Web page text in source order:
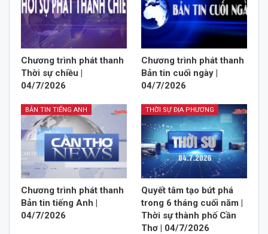
Chương trình phát thanh
Thời sự chiều |
04/7/2026
Chương trình phát thanh
Bản tin cuối ngày |
04/7/2026
BẢN TIN TIẾNG ANH
Chương trình phát thanh
Bản tin tiếng Anh |
04/7/2026
THỜI SỰ ĐỊA PHƯƠNG
Quyết tâm tạo bứt phá
trong 6 tháng cuối năm |
Thời sự thành phố Cần
Thơ | 04/7/2026